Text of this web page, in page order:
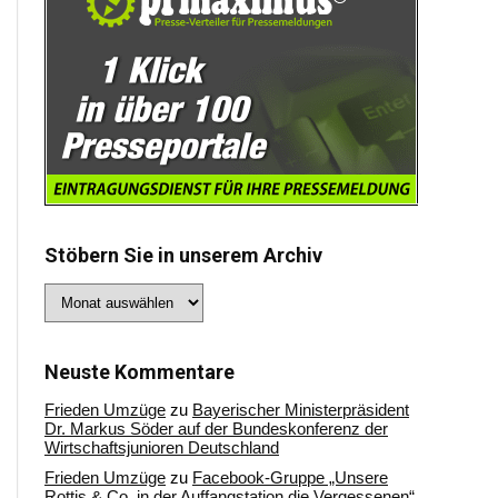
Stöbern Sie in unserem Archiv
Sie
Archiv
Neuste Kommentare
Frieden Umzüge zu Bayerischer Ministerpräsident
Dr. Markus Söder auf der Bundeskonferenz der
Wirtschaftsjunioren Deutschland
Frieden Umzüge zu Facebook-Gruppe „Unsere